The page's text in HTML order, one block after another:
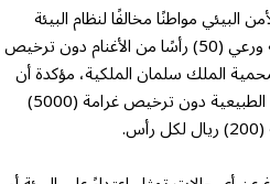
مواطنًا مخالفًا لنظام البيئة
لارتكابه مخالفتي دخول محمية ورعي (50) رأسًا من الأغنام دون ترخيص
الملك سلمان الملكية، مؤكدة أن
عقوبة مخالفة دخول المحميات الطبيعية دون ترخيص غرامة (5000)